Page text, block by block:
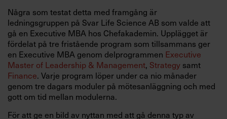
Några som testat detta med framgång är
ledningsgruppen på Svar Life Science AB som valde att
gå en Executive MBA hos Chefakademin. Upplägget är
fördelat på tre fristående program som tillsammans ger
en Executive MBA genom delprogrammen Executive
Master of Leadership & Management, Strategy samt
Finance. Varje program löper under ca nio månader
genom tre dagars moduler på mötesanläggning och med
gott om tid mellan modulerna.
För att ge en bild av nyttan med att gå denna typ av